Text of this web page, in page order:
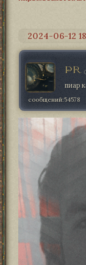
2024-06-12
PR
пиар
сообщений:54578